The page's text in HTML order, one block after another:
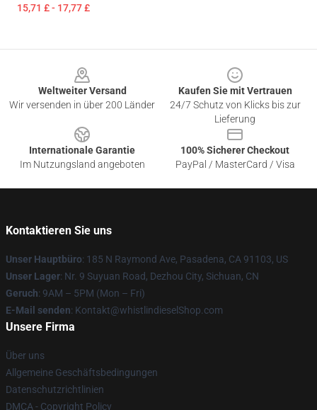
15,71 £ - 17,77 £
Weltweiter Versand
Wir versenden in über 200 Länder
Kaufen Sie mit Vertrauen
24/7 Schutz von Klicks bis zur
Lieferung
Internationale Garantie
Im Nutzungsland angeboten
100% Sicherer Checkout
PayPal / MasterCard / Visa
Kontaktieren Sie uns
Unser Hauptbüro: 185 N Raymond Ave, Pasadena, CA 91103, US
Unser Lager: Nr. 9 Suyuan Road, Dezhou City, Sichuan, CN
Geruch: 9AM – 5PM (Mon – Fri)
E-Mail senden: Kontakt@whistlindieselShop.com
Unsere Firma
Über uns
Allgemeine Geschäftsbedingungen
Datenschutzrichtlinien
DMCA - Copyright Policy